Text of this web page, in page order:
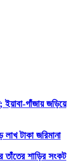
ইয়াবা-গাঁজায় জড়িয়ে
লাখ টাকা জরিমানা
তাঁতের শাড়ির সংকট